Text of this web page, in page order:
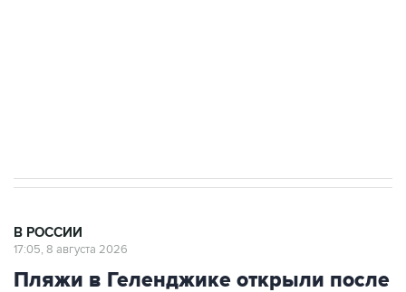
В РОССИИ
17:05, 8 августа 2026
Пляжи в Геленджике открыли после